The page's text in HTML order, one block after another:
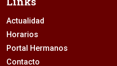
Actualidad
Horarios
Portal Hermanos
Contacto